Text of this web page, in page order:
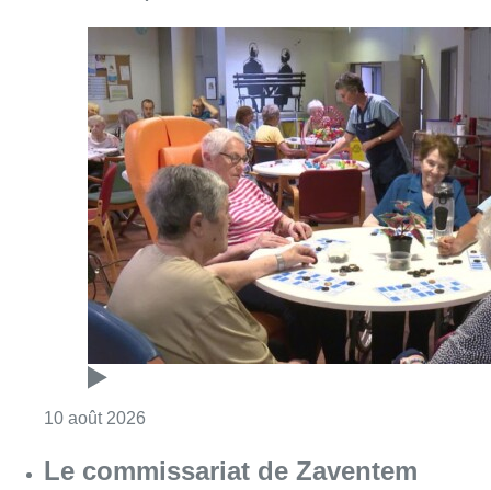
10 août 2026
Le commissariat de Zaventem